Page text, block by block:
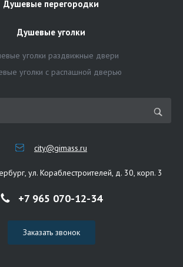
Душевые перегородки
Душевые уголки
уголки раздвижные двери
уголки с распашной дверью
city@gimass.ru
ул. Кораблестроителей, д. 30, корп. 3
+7 965 070-12-34
Заказать звонок